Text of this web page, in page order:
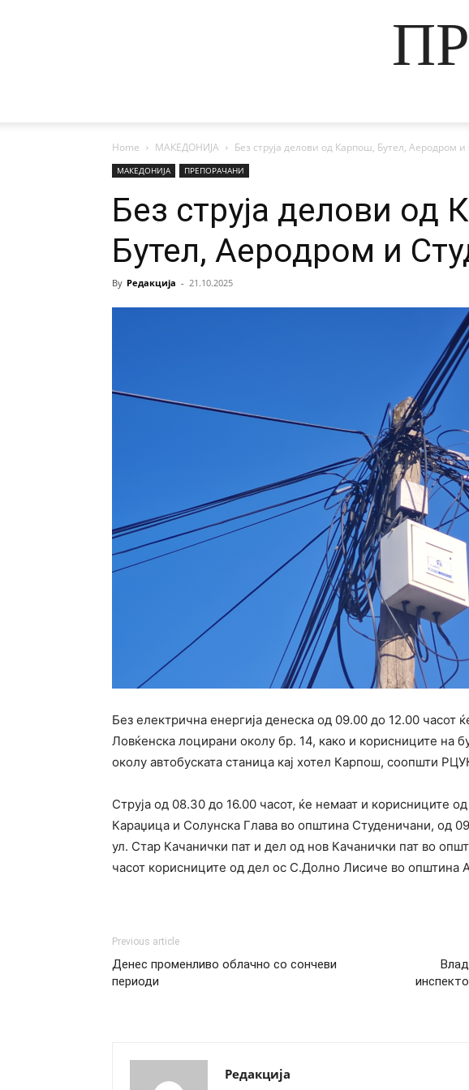
Home МАКЕДОНИЈА Без струја делови од Карпош, Бутел, Аеродром
МАКЕДОНИЈА ПРЕПОРАЧАНИ
Без струја делови од
Бутел, Аеродром и
By Редакција - 21.10.2025
Без електрична енергија денеска од 09.00 до 12.00 часот
Ловќенска лоцирани околу бр. 14, како и корисниците на
околу автобуската станица кај хотел Карпош, соопшти
Струја од 08.30 до 16.00 часот, ќе немаат и корисниците
Караџица и Солунска Глава во општина Студеничани, од
ул. Стар Качанички пат и дел од нов Качанички пат во
часот корисниците од дел ос С.Долно Лисиче во општина
Previous article
Денес променливо облачно со сончеви
периоди
Редакција